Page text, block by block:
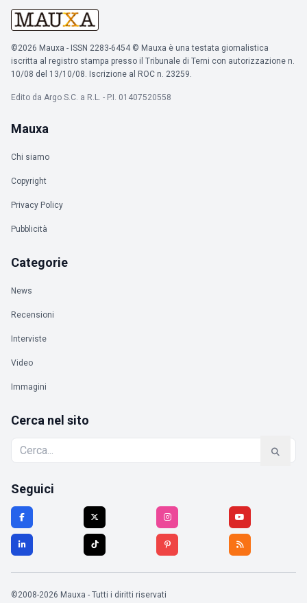
©2026 Mauxa - ISSN 2283-6454 © Mauxa è una testata giornalistica
iscritta al registro stampa presso il Tribunale di Terni con autorizzazione n.
10/08 del 13/10/08. Iscrizione al ROC n. 23259.
Edito da Argo S.C. a R.L. - P.I. 01407520558
Mauxa
Chi siamo
Copyright
Privacy Policy
Pubblicità
Categorie
News
Recensioni
Interviste
Video
Immagini
Cerca nel sito
Seguici
©2008-2026 Mauxa - Tutti i diritti riservati